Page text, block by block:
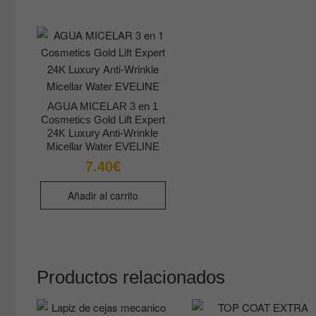
AGUA MICELAR 3 en 1
Cosmetics Gold Lift Expert
24K Luxury Anti-Wrinkle
Micellar Water EVELINE
7.40€
Añadir al carrito
Productos relacionados